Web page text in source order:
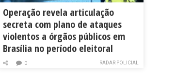
Operação revela articulação
secreta com plano de ataques
violentos a órgãos públicos em
Brasília no período eleitoral
RADAR POLICIAL
0